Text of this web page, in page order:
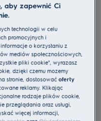
serii 900 i gotuj w domu
SousVide pozwalają
minut, korzystając z
aby zapewnić Ci
technologii w celu
promocyjnych i
o korzystaniu z
mediów społecznościowych,
pliki cookie", wyrażasz
dzięki czemu możemy
stronie, dostosowaćoferty
reklamy. Klikając
rodzaje plików cookie,
przeglądania oraz usługi,
więcej informacji,